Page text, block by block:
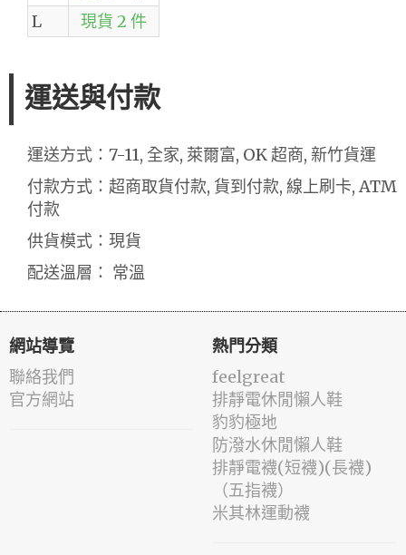
L
現貨 2 件
運送與付款
運送方式：7-11, 全家, 萊爾富, OK 超商, 新竹貨運
付款方式：超商取貨付款, 貨到付款, 線上刷卡, ATM
付款
供貨模式：現貨
配送溫層： 常溫
網站導覽
聯絡我們
官方網站
熱門分類
feelgreat
排靜電休閒懶人鞋
豹豹極地
防潑水休閒懶人鞋
排靜電襪(短襪)(長襪)
（五指襪）
米其林運動襪